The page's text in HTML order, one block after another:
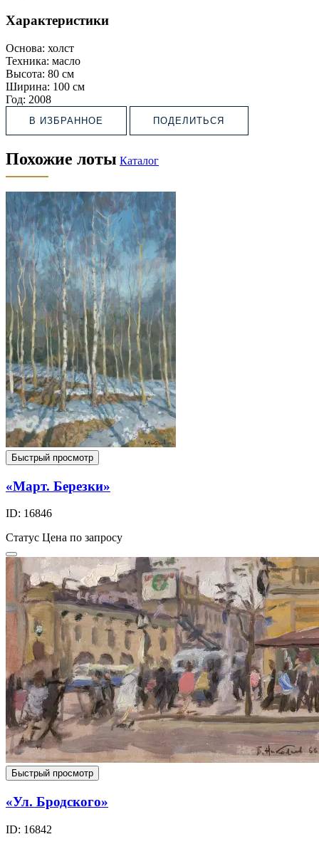
Характеристики
Основа: холст
Техника: масло
Высота: 80 см
Ширина: 100 см
Год: 2008
В ИЗБРАННОЕ ПОДЕЛИТЬСЯ
Похожие лоты Каталог
Быстрый просмотр
«Март. Березки»
ID: 16846
Статус Цена по запросу
Быстрый просмотр
«Ул. Бродского»
ID: 16842